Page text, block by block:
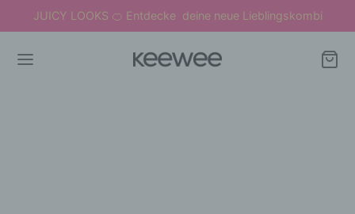
JUICY LOOKS 🍊 Entdecke deine neue Lieblingskombi